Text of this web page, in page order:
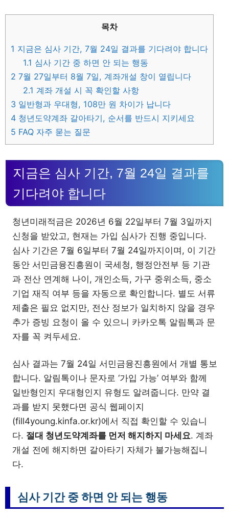
목차
1 지금은 심사 기간, 7월 24일 결과를 기다려야 합니다
1.1 심사 기간 중 하면 안 되는 행동
2 7월 27일부터 8월 7일, 계좌개설 창이 열립니다
2.1 계좌 개설 시 꼭 확인할 사항
3 일반형과 우대형, 108만 원 차이가 납니다
4 청년도약계좌 갈아타기, 순서를 반드시 지키세요
5 FAQ 자주 묻는 질문
지금은 심사 기간, 7월 24일 결과를
기다려야 합니다
청년미래적금은 2026년 6월 22일부터 7월 3일까지
신청을 받았고, 현재는 가입 심사가 진행 중입니다.
심사 기간은 7월 6일부터 7월 24일까지이며, 이 기간
동안 서민금융진흥원이 국세청, 행정안전부 등 기관
과 전산 연계해 나이, 개인소득, 가구 중위소득, 중소
기업 재직 여부 등을 자동으로 확인합니다. 별도 서류
제출은 필요 없지만, 전산 정보가 일치하지 않을 경우
추가 증빙 요청이 올 수 있으니 카카오톡 알림톡과 문
자를 꼭 켜두세요.
심사 결과는 7월 24일 서민금융진흥원에서 개별 통보
합니다. 알림톡이나 문자로 ‘가입 가능’ 여부와 함께
일반형인지 우대형인지 유형도 알려줍니다. 만약 결
과를 받지 못했다면 공식 웹페이지
(fill4young.kinfa.or.kr)에서 직접 확인할 수 있습니
다. 절대 청년도약계좌를 먼저 해지하지 마세요. 계좌
개설 전에 해지하면 갈아타기 자체가 불가능해집니
다.
심사 기간 중 하면 안 되는 행동